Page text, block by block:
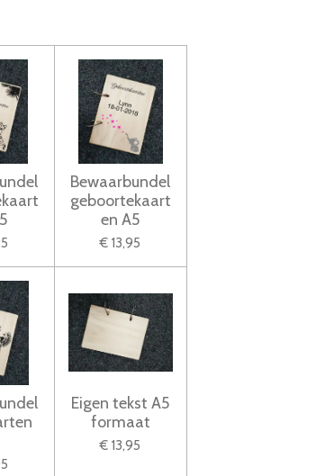
Bewaarbundel
geboortekaart
en A5
€ 13,95
Eigen tekst A5
formaat
€ 13,95